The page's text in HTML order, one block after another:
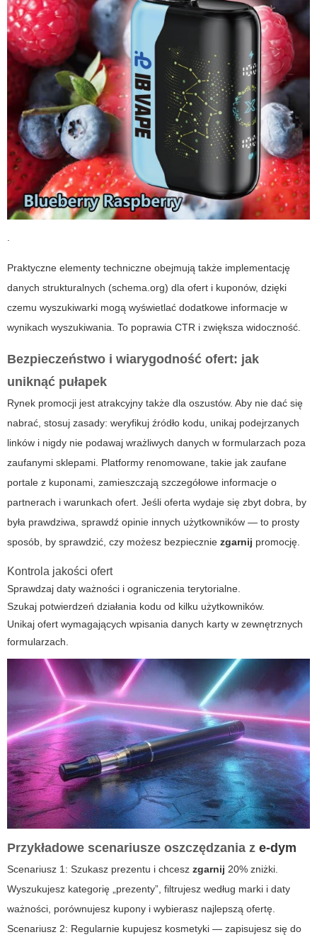
.
Praktyczne elementy techniczne obejmują także implementację
danych strukturalnych (schema.org) dla ofert i kuponów, dzięki
czemu wyszukiwarki mogą wyświetlać dodatkowe informacje w
wynikach wyszukiwania. To poprawia CTR i zwiększa widoczność.
Bezpieczeństwo i wiarygodność ofert: jak
uniknąć pułapek
Rynek promocji jest atrakcyjny także dla oszustów. Aby nie dać się
nabrać, stosuj zasady: weryfikuj źródło kodu, unikaj podejrzanych
linków i nigdy nie podawaj wrażliwych danych w formularzach poza
zaufanymi sklepami. Platformy renomowane, takie jak zaufane
portale z kuponami, zamieszczają szczegółowe informacje o
partnerach i warunkach ofert. Jeśli oferta wydaje się zbyt dobra, by
była prawdziwa, sprawdź opinie innych użytkowników — to prosty
sposób, by sprawdzić, czy możesz bezpiecznie zgarnij promocję.
Kontrola jakości ofert
Sprawdzaj daty ważności i ograniczenia terytorialne.
Szukaj potwierdzeń działania kodu od kilku użytkowników.
Unikaj ofert wymagających wpisania danych karty w zewnętrznych
formularzach.
Przykładowe scenariusze oszczędzania z e-dym
Scenariusz 1: Szukasz prezentu i chcesz zgarnij 20% zniżki.
Wyszukujesz kategorię „prezenty”, filtrujesz według marki i daty
ważności, porównujesz kupony i wybierasz najlepszą ofertę.
Scenariusz 2: Regularnie kupujesz kosmetyki — zapisujesz się do